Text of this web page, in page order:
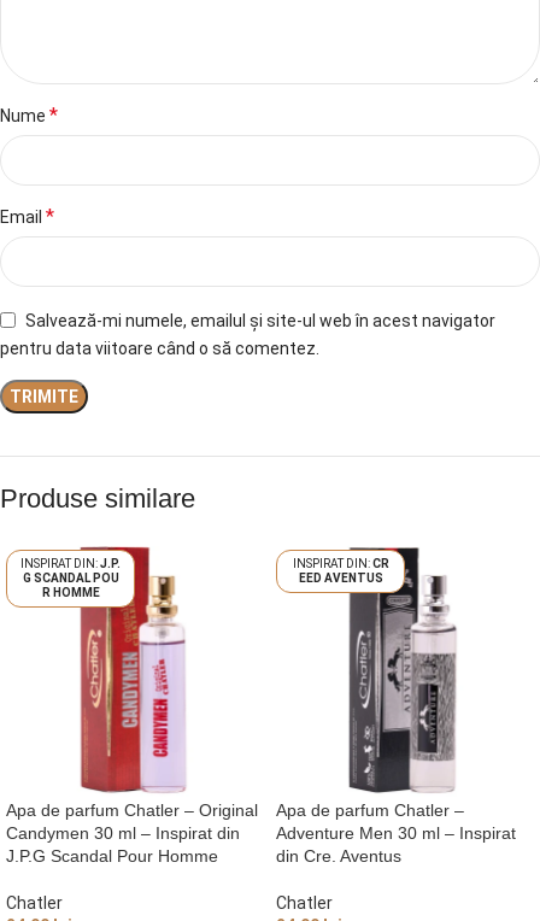
Nume *
Email *
Salvează-mi numele, emailul și site-ul web în acest navigator
pentru data viitoare când o să comentez.
Produse similare
J.P.
G SCANDAL POU
R HOMME
Apa de parfum Chatler – Original
Candymen 30 ml – Inspirat din
J.P.G Scandal Pour Homme
Chatler
CR
EED AVENTUS
Apa de parfum Chatler –
Adventure Men 30 ml – Inspirat
din Cre. Aventus
Chatler